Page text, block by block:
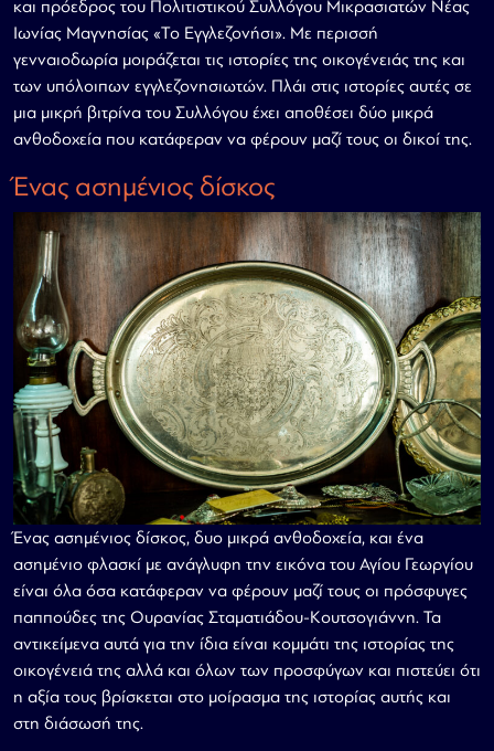
και πρόεδρος του Πολιτιστικού Συλλόγου Μικρασιατών Νέας
Ιωνίας Μαγνησίας «Το Εγγλεζονήσι». Με περισσή
γενναιοδωρία μοιράζεται τις ιστορίες της οικογένειάς της και
των υπόλοιπων εγγλεζονησιωτών. Πλάι στις ιστορίες αυτές σε
μια μικρή βιτρίνα του Συλλόγου έχει αποθέσει δύο μικρά
ανθοδοχεία που κατάφεραν να φέρουν μαζί τους οι δικοί της.
Ένας ασημένιος δίσκος
Ένας ασημένιος δίσκος, δυο μικρά ανθοδοχεία, και ένα
ασημένιο φλασκί με ανάγλυφη την εικόνα του Αγίου Γεωργίου
είναι όλα όσα κατάφεραν να φέρουν μαζί τους οι πρόσφυγες
παππούδες της Ουρανίας Σταματιάδου-Κουτσογιάννη. Τα
αντικείμενα αυτά για την ίδια είναι κομμάτι της ιστορίας της
οικογένειά της αλλά και όλων των προσφύγων και πιστεύει ότι
η αξία τους βρίσκεται στο μοίρασμα της ιστορίας αυτής και
στη διάσωσή της.